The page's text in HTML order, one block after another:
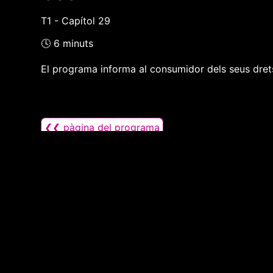
T1 - Capítol 29
🕓 6 minuts
El programa informa al consumidor dels seus
❮❮ pàgina del programa